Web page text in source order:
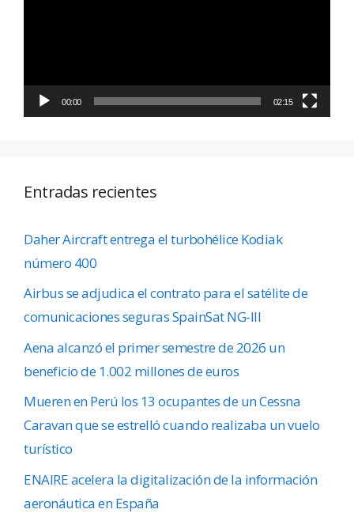
00:00 02:15
Entradas recientes
Daher Aircraft entrega el turbohélice Kodiak
número 400
Airbus se adjudica el contrato para el satélite de
comunicaciones seguras SpainSat NG-III
Aena alcanzó el primer semestre de 2026 un
beneficio de 1.002 millones de euros
Mueren en Perú los 13 ocupantes de un Cessna
Caravan que se estrelló cuando realizaba un vuelo
turístico
ENAIRE acelera la digitalización de la información
aeronáutica en España